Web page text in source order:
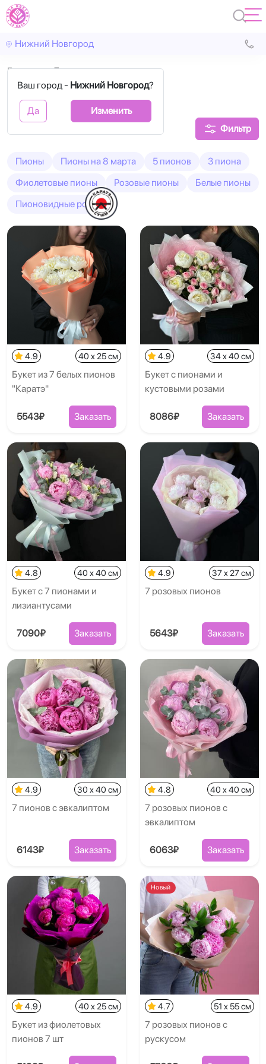
Нижний Новгород
Ваш город - Нижний Новгород?
Да Изменить
Главная 7 пионов
Букеты из 7 пионов
Фильтр
Пионы Пионы на 8 марта 5 пионов
3 пиона
Фиолетовые пионы
Розовые пионы
Белые пионы
Пионовидные розы
4.9 40 x 25 см
Букет из 7 белых пионов
"Каратэ"
5543₽ Заказать
4.9 34 x 40 см
Букет с пионами и
кустовыми розами
8086₽ Заказать
4.8 40 x 40 см
Букет с 7 пионами и
лизиантусами
7090₽ Заказать
4.9 37 x 27 см
7 розовых пионов
5643₽ Заказать
4.9 30 x 40 см
7 пионов с эвкалиптом
6143₽ Заказать
4.8 40 x 40 см
7 розовых пионов с
эвкалиптом
6063₽ Заказать
4.9 40 x 25 см
Букет из фиолетовых
пионов 7 шт
Новый
4.7 51 x 55 см
7 розовых пионов с
рускусом